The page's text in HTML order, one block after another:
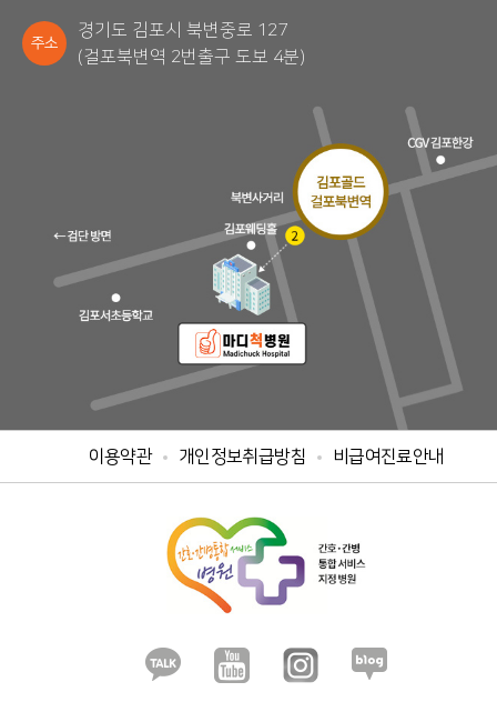
주소
경기도 김포시 북변중로 127
(걸포북변역 2번출구 도보 4분)
이용약관 개인정보취급방침 비급여진료안내